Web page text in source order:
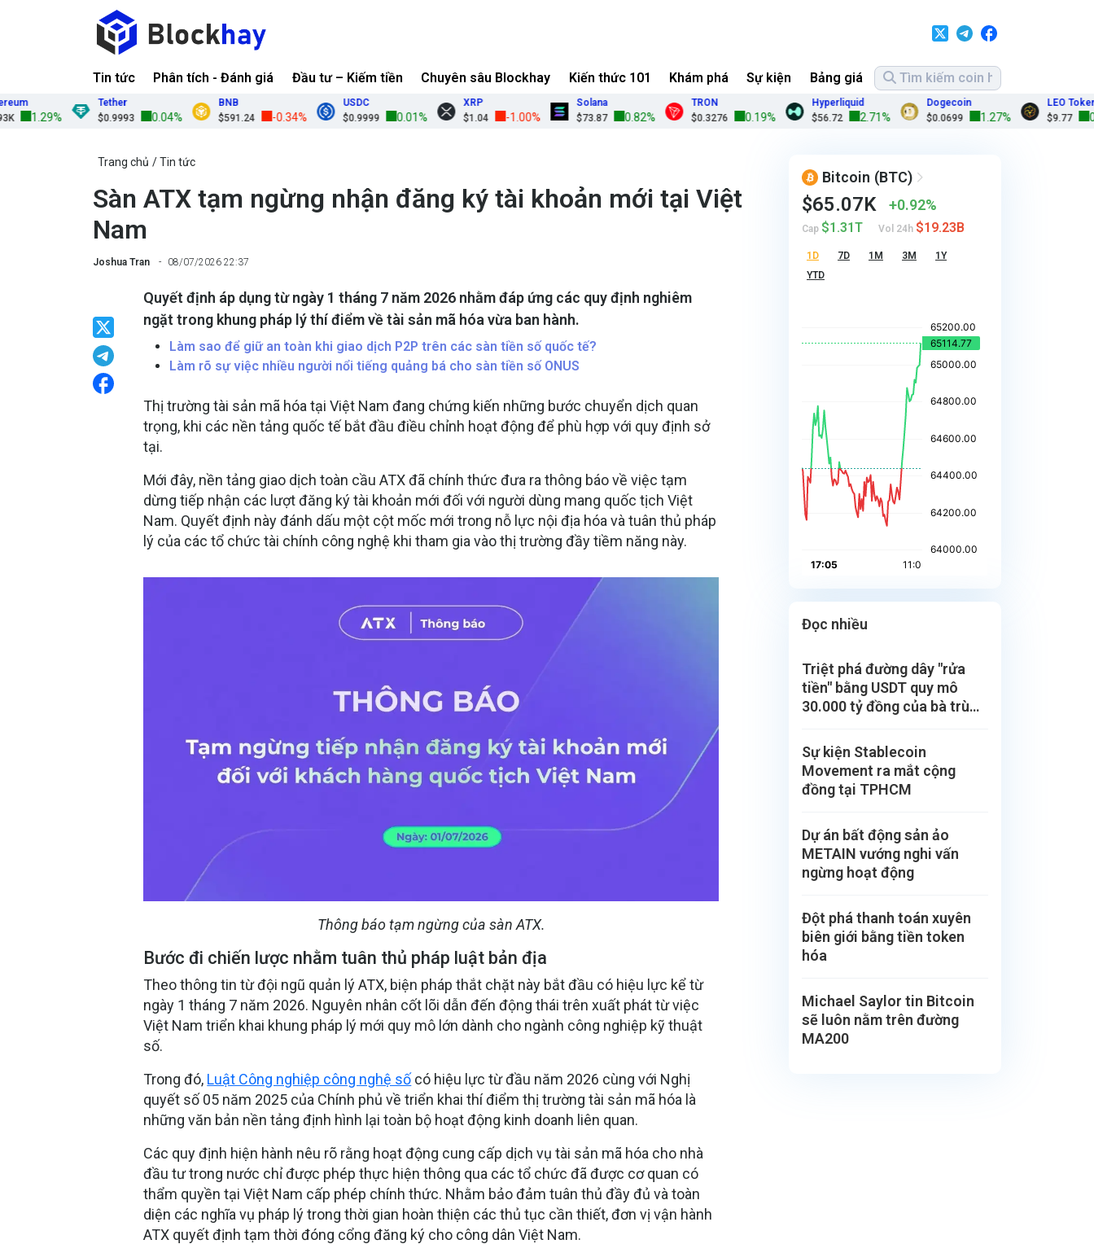
Tin tức Phân tích - Đánh giá Đầu tư – Kiếm tiền Chuyên sâu Blockhay Kiến thức 101 Khám phá Sự kiện Bảng giá
1.29%
Tether
$0.9993
0.04%
BNB
$591.24
-0.34%
USDC
$0.9999
0.01%
XRP
$1.04
-1.00%
Solana
$73.87
0.82%
TRON
$0.3276
0.19%
Hyperliquid
$56.72
2.71%
Dogecoin
$0.0699
1.27%
LEO Token
$9.77
0.20%
Trang chủ Tin tức
Sàn ATX tạm ngừng nhận đăng ký tài khoản mới tại Việt
Nam
Joshua Tran 08/07/2026 22:37
Quyết định áp dụng từ ngày 1 tháng 7 năm 2026 nhằm đáp ứng các quy định nghiêm
ngặt trong khung pháp lý thí điểm về tài sản mã hóa vừa ban hành.
Làm sao để giữ an toàn khi giao dịch P2P trên các sàn tiền số quốc tế?
Làm rõ sự việc nhiều người nổi tiếng quảng bá cho sàn tiền số ONUS
Thị trường tài sản mã hóa tại Việt Nam đang chứng kiến những bước chuyển dịch quan
trọng, khi các nền tảng quốc tế bắt đầu điều chỉnh hoạt động để phù hợp với quy định sở
tại.
Mới đây, nền tảng giao dịch toàn cầu ATX đã chính thức đưa ra thông báo về việc tạm
dừng tiếp nhận các lượt đăng ký tài khoản mới đối với người dùng mang quốc tịch Việt
Nam. Quyết định này đánh dấu một cột mốc mới trong nỗ lực nội địa hóa và tuân thủ pháp
lý của các tổ chức tài chính công nghệ khi tham gia vào thị trường đầy tiềm năng này.
Thông báo tạm ngừng của sàn ATX.
Bước đi chiến lược nhằm tuân thủ pháp luật bản địa
Theo thông tin từ đội ngũ quản lý ATX, biện pháp thắt chặt này bắt đầu có hiệu lực kể từ
ngày 1 tháng 7 năm 2026. Nguyên nhân cốt lõi dẫn đến động thái trên xuất phát từ việc
Việt Nam triển khai khung pháp lý mới quy mô lớn dành cho ngành công nghiệp kỹ thuật
số.
Trong đó, Luật Công nghiệp công nghệ sốcó hiệu lực từ đầu năm 2026 cùng với Nghị
quyết số 05 năm 2025 của Chính phủ về triển khai thí điểm thị trường tài sản mã hóa là
những văn bản nền tảng định hình lại toàn bộ hoạt động kinh doanh liên quan.
Các quy định hiện hành nêu rõ rằng hoạt động cung cấp dịch vụ tài sản mã hóa cho nhà
đầu tư trong nước chỉ được phép thực hiện thông qua các tổ chức đã được cơ quan có
thẩm quyền tại Việt Nam cấp phép chính thức. Nhằm bảo đảm tuân thủ đầy đủ và toàn
diện các nghĩa vụ pháp lý trong thời gian hoàn thiện các thủ tục cần thiết, đơn vị vận hành
ATX quyết định tạm thời đóng cổng đăng ký cho công dân Việt Nam.
Bitcoin (BTC)
$65.07K 0.92%
Cap $1.31T Vol 24h $19.23B
1D 7D 1M 3M
1Y
YTD
Đọc nhiều
Triệt phá đường dây "rửa
tiền" bằng USDT quy mô
30.000 tỷ đồng của bà trùm
Sự kiện Stablecoin
Movement ra mắt cộng
đồng tại TPHCM
Dự án bất động sản ảo
METAIN vướng nghi vấn
ngừng hoạt động
Đột phá thanh toán xuyên
biên giới bằng tiền token
hóa
Michael Saylor tin Bitcoin
sẽ luôn nằm trên đường
MA200